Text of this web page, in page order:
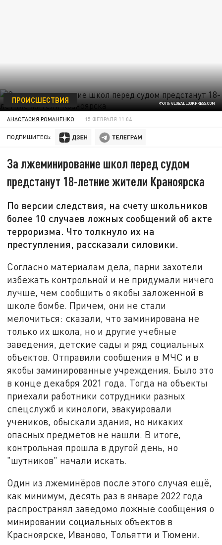
ФОТО: GLOBALLOOKPRESS.COM
ПРОИСШЕСТВИЯ
АНАСТАСИЯ РОМАНЕНКО 15 ФЕВРАЛЯ 11:04
ПОДПИШИТЕСЬ:
За лжеминирование школ перед судом
предстанут 18-летние жители Краноярска
По версии следствия, на счету школьников
более 10 случаев ложных сообщений об акте
терроризма. Что толкнуло их на
преступления, рассказали силовики.
Согласно материалам дела, парни захотели
избежать контрольной и не придумали ничего
лучше, чем сообщить о якобы заложенной в
школе бомбе. Причем, они не стали
мелочиться: сказали, что заминирована не
только их школа, но и другие учебные
заведения, детские сады и ряд социальных
объектов. Отправили сообщения в МЧС и в
якобы заминированные учреждения. Было это
в конце декабря 2021 года. Тогда на объекты
приехали работники сотрудники разных
спецслужб и кинологи, эвакуировали
учеников, обыскали здания, но никаких
опасных предметов не нашли. В итоге,
контрольная прошла в другой день, но
"шутников" начали искать.
Один из лжеминёров после этого случая ещё,
как минимум, десять раз в январе 2022 года
распространял заведомо ложные сообщения о
минировании социальных объектов в
Красноярске, Иваново, Тольятти и Тюмени.